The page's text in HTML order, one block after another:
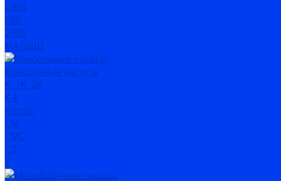
CIRIS
FRS
2FRS
МАЛЫШ
Консольные насосы
К, 1К, 2К
К-Е
Kordis
СМ
СМС
СД
Х